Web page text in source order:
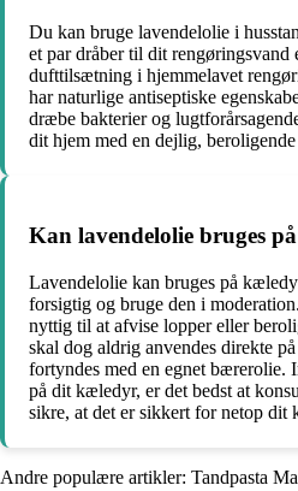
Du kan bruge lavendelolie i
et par dråber til dit rengøringsvand
dufttilsætning i hjemmelavet
har naturlige antiseptiske
dræbe bakterier og
dit hjem med en dejlig,
Kan lavendelolie bruges
Lavendelolie kan bruges på
forsigtig og bruge den i
nyttig til at afvise lopper eller
skal dog aldrig anvendes direkte
fortyndes med en egnet bærerolie.
på dit kæledyr, er det bedst at
sikre, at det er sikkert for netop dit
Andre populære artikler: Tandpasta